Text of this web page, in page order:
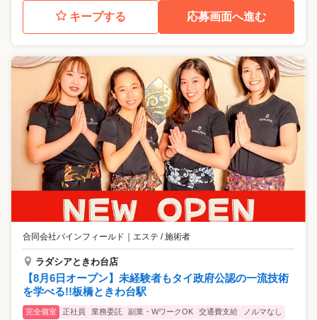
キープする 応募画面へ進む
合同会社パインフィールド エステ / 施術者
ラダシアときわ台店
【8月6日オープン】未経験者もタイ政府公認の一流技術
を学べる!!板橋ときわ台駅
完全個室 正社員 業務委託 副業・WワークOK 交通費支給 ノルマなし